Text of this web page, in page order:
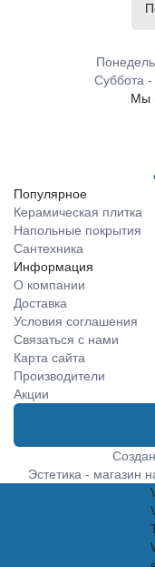
Суббота
Мы
Популярное
Керамическая плитка
Напольные покрытия
Сантехника
Информация
О компании
Доставка
Условия соглашения
Связаться с нами
Карта сайта
Производители
Акции
Эстетика - магазин